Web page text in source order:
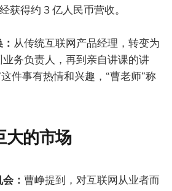
获得约 3 亿人民币营收。
从传统互联网产品经理，转变为
务负责人，再到亲自讲课的讲
件事有热情和兴趣，“曹老师”称
大的市场
： 曹峥提到，对互联网从业者而